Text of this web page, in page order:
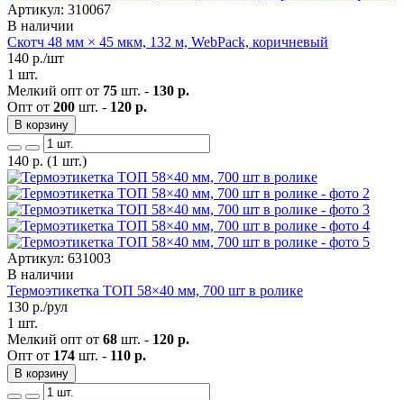
Артикул: 310067
В наличии
Скотч 48 мм × 45 мкм, 132 м, WebPack, коричневый
140 р./шт
1 шт.
Мелкий опт от 75 шт. - 130 р.
Опт от 200 шт. - 120 р.
В корзину
140 р. (1 шт.)
Артикул: 631003
В наличии
Термоэтикетка ТОП 58×40 мм, 700 шт в ролике
130 р./рул
1 шт.
Мелкий опт от 68 шт. - 120 р.
Опт от 174 шт. - 110 р.
В корзину